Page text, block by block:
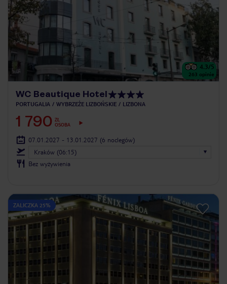
4.3/5
263 opinie
WC Beautique Hotel
PORTUGALIA WYBRZEŻE LIZBOŃSKIE LIZBONA
1 790 ZŁ
OSOBA
07.01.2027 - 13.01.2027 (6 noclegów)
Kraków (06:15)
Bez wyżywienia
ZALICZKA 25%